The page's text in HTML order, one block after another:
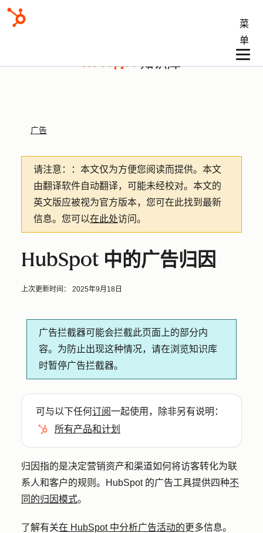
菜
单
知识库
广告
请注意： ：本文仅为方便您阅读而提供。 本文
由翻译软件自动翻译，可能未经校对。本文的
英文版应被视为官方版本，您可在此找到最新
信息。您可以在此处访问。
HubSpot 中的广告归因
上次更新时间： 2025年9月18日
广告拦截器可能会拦截此页面上的部分内
容。为防止出现这种情况，请在浏览知识库
时暂停广告拦截器。
可与以下任何订阅一起使用，除非另有说明：
所有产品和计划
归因指的是决定营销资产和渠道如何将访客转化为联
系人和客户的规则。HubSpot 的广告工具提供四种不
同的归因模式。
了解有关在 HubSpot 中分析广告活动的更多信息。